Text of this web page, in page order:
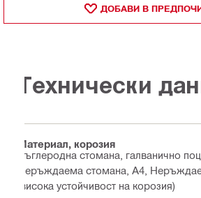
ДОБАВИ В
Технически
Материал, корозия
Въглеродна стомана, галванично
Неръждаема стомана, А4,
(висока устойчивост на корозия)